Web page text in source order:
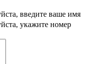
введите ваше имя
укажите номер